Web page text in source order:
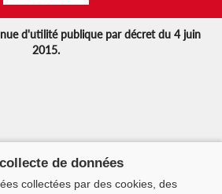
d'utilité publique par décret du 4 juin
2015.
de données
collectées par des cookies, des